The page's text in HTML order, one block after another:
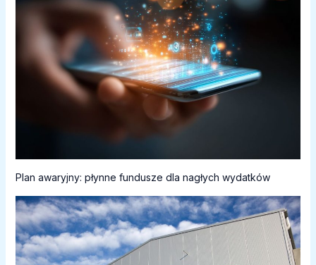
Plan awaryjny: płynne fundusze dla nagłych wydatków